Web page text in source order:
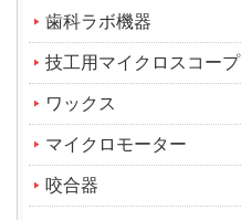
歯科ラボ機器
技工用マイクロスコープ
ワックス
マイクロモーター
咬合器